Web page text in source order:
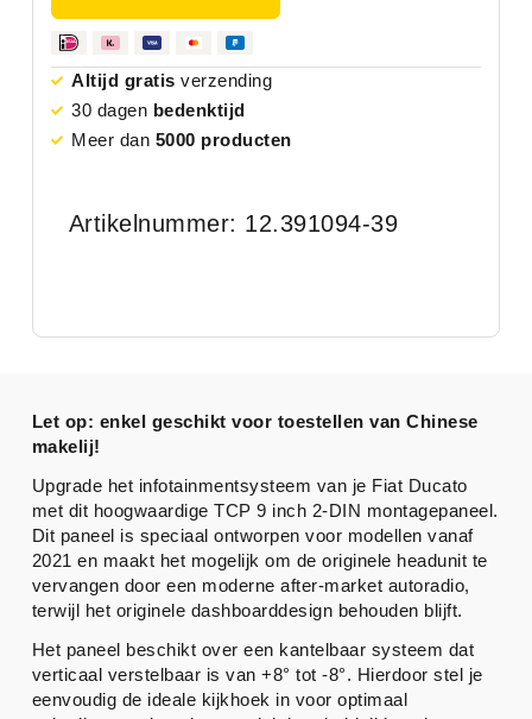
Altijd gratis verzending
30 dagen bedenktijd
Meer dan 5000 producten
Artikelnummer: 12.391094-39
Let op: enkel geschikt voor toestellen van Chinese
makelij!
Upgrade het infotainmentsysteem van je Fiat Ducato
met dit hoogwaardige TCP 9 inch 2-DIN montagepaneel.
Dit paneel is speciaal ontworpen voor modellen vanaf
2021 en maakt het mogelijk om de originele headunit te
vervangen door een moderne after-market autoradio,
terwijl het originele dashboarddesign behouden blijft.
Het paneel beschikt over een kantelbaar systeem dat
verticaal verstelbaar is van +8° tot -8°. Hierdoor stel je
eenvoudig de ideale kijkhoek in voor optimaal